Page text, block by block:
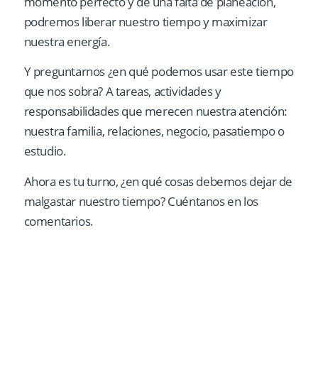
podremos liberar nuestro tiempo y maximizar
nuestra energía.
Y preguntarnos ¿en qué podemos usar este tiempo
que nos sobra? A tareas, actividades y
responsabilidades que merecen nuestra atención:
nuestra familia, relaciones, negocio, pasatiempo o
estudio.
Ahora es tu turno, ¿en qué cosas debemos dejar de
malgastar nuestro tiempo? Cuéntanos en los
comentarios.